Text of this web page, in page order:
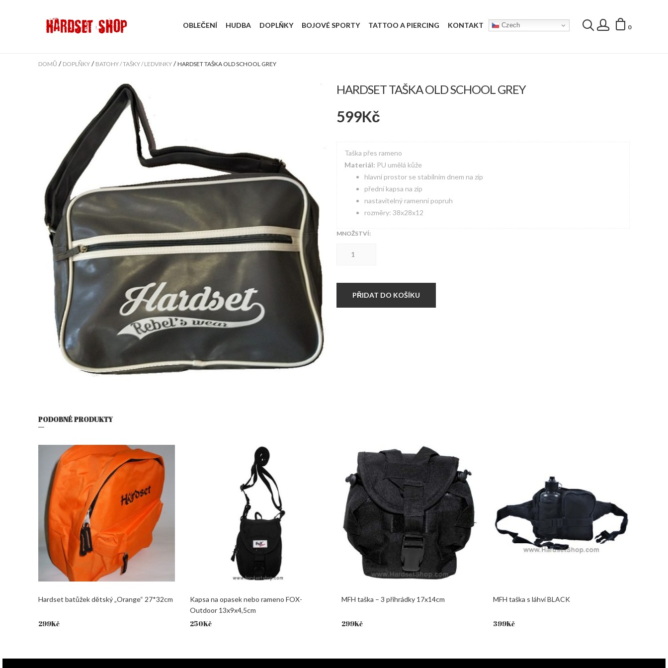
OBLEČENÍ HUDBA DOPLŇKY BOJOVÉ SPORTY TATTOO A PIERCING KONTAKT Czech 0
DOMŮ / DOPLŇKY / BATOHY / TAŠKY / LEDVINKY /HARDSET TAŠKA OLD SCHOOL GREY
HARDSET TAŠKA OLD SCHOOL GREY
599Kč
Taška přes rameno
Materiál: PU umělá kůže
hlavní prostor se stabilním dnem na zip
přední kapsa na zip
nastavitelný ramenní popruh
rozměry: 38x28x12
MNOŽSTVÍ:
TAŠKA
Grey
množstvíPŘIDAT DO KOŠÍKU
PODOBNÉ PRODUKTY
Hardset batůžek dětský „Orange“ 27*32cm
299Kč
Kapsa na opasek nebo rameno FOX-
Outdoor 13x9x4,5cm
250Kč
MFH taška – 3 přihrádky 17x14cm
299Kč
MFH taška s láhví BLACK
399Kč